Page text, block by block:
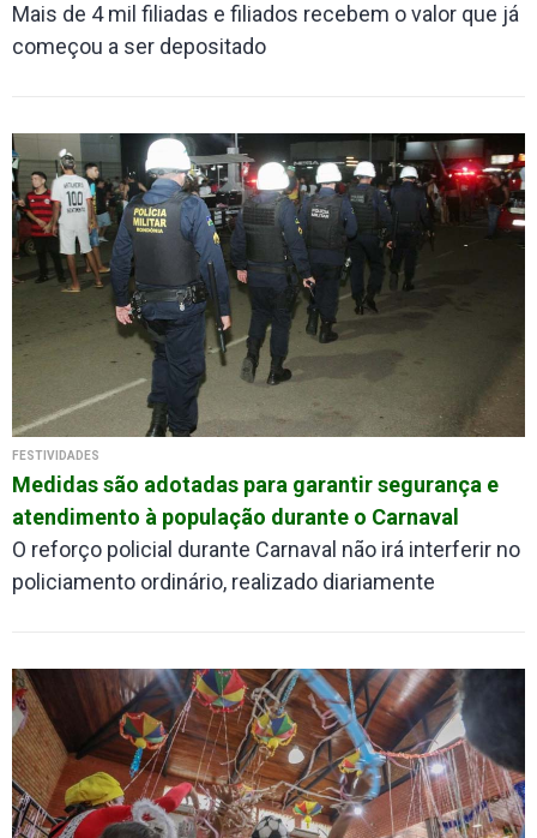
Mais de 4 mil filiadas e filiados recebem o valor que já
começou a ser depositado
FESTIVIDADES
Medidas são adotadas para garantir segurança e
atendimento à população durante o Carnaval
O reforço policial durante Carnaval não irá interferir no
policiamento ordinário, realizado diariamente